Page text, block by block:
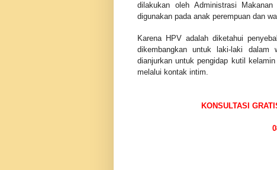
dilakukan oleh Administrasi
digunakan pada anak perempuan dan
Karena HPV adalah diketahui
dikembangkan untuk laki-laki
dianjurkan untuk pengidap kutil
melalui kontak intim.
KONSULTASI
0851 3040 6868
PIN BB